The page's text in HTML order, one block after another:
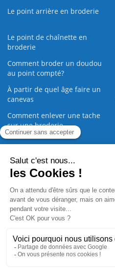
Le point arrière en broderie
Le point de chaînette en
broderie
Comment broder un doudou
au point compté?
À partir de quel âge faire un
canevas
Comment enlever une tache
sur une broderie
Commande Papier | Qui